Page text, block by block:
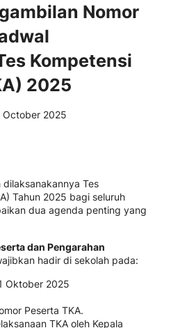
Nomor
Kompetensi
2025
2025
Tes
Tahun 2025 bagi seluruh
dua agenda penting yang
dan Pengarahan
hadir di sekolah pada:
Oktober 2025
Peserta TKA.
TKA oleh Kepala